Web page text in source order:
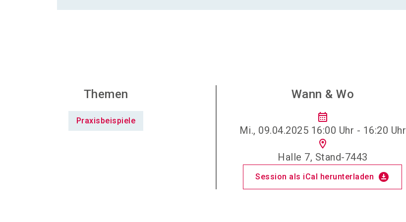
Themen
Praxisbeispiele
Wann & Wo
calendar_month
Mi., 09.04.2025 16:00 Uhr - 16:20 Uhr
location_on
Halle 7, Stand-7443
Session als iCal herunterladen download_for_offline